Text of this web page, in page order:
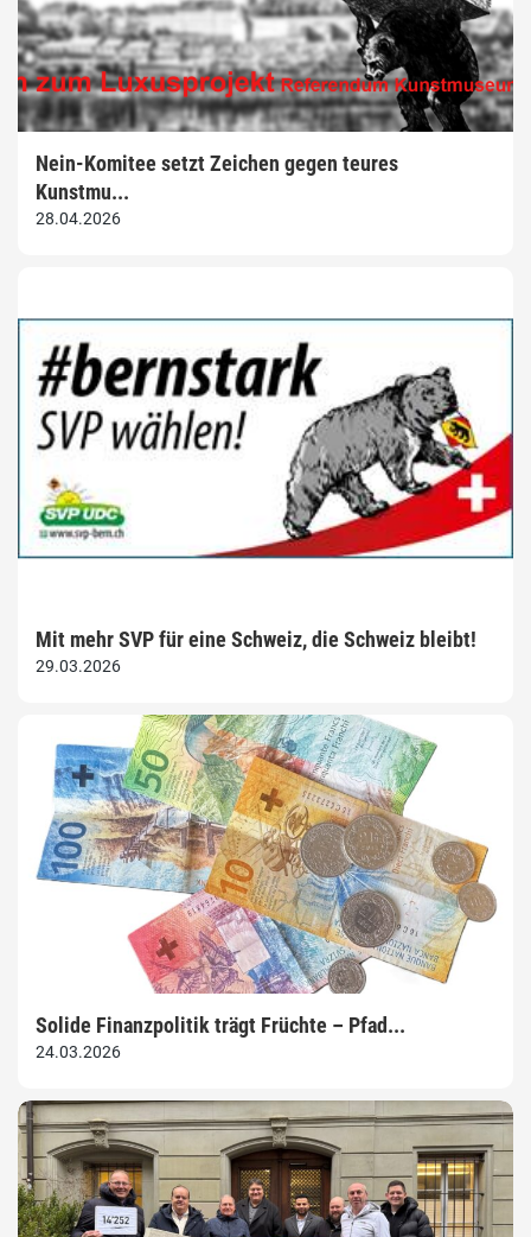
Nein-Komitee setzt Zeichen gegen teures
Kunstmu...
28.04.2026
Mit mehr SVP für eine Schweiz, die Schweiz bleibt!
29.03.2026
Solide Finanzpolitik trägt Früchte – Pfad...
24.03.2026